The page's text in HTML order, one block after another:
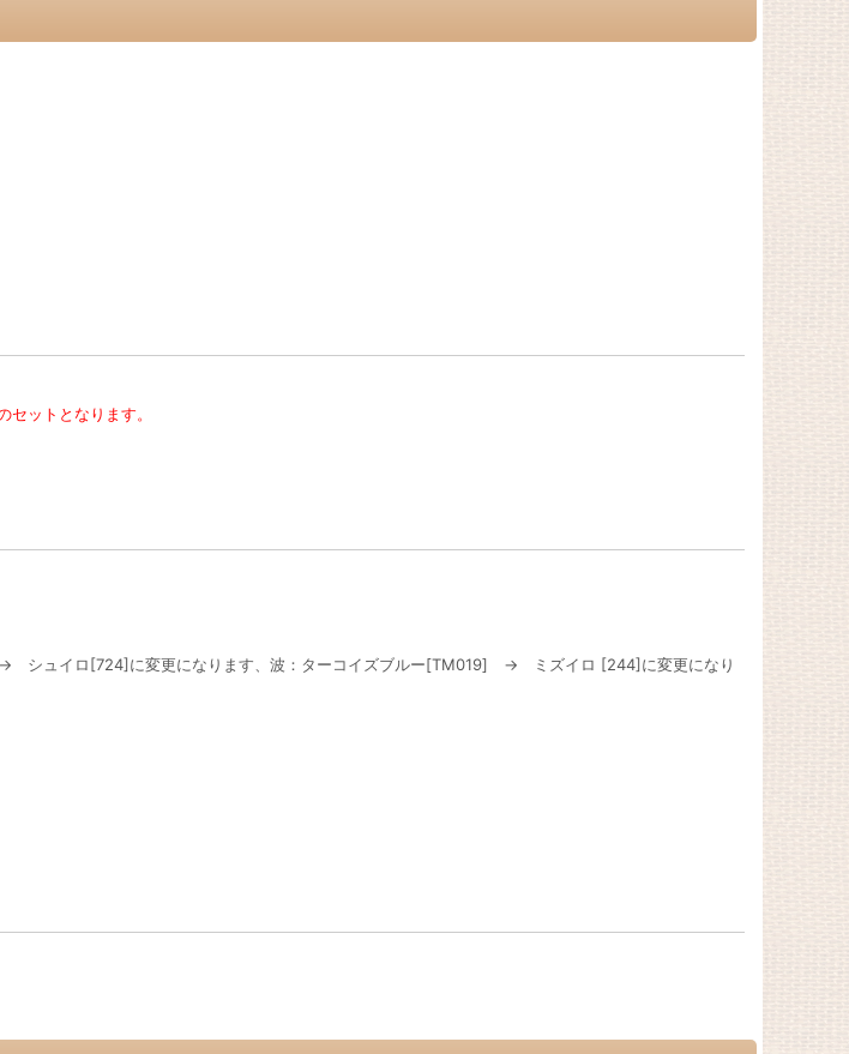
ットとなります。
シュイロ[724]に変更になります、波：ターコイズブルー[TM019] → ミズイロ [244]に変更になり